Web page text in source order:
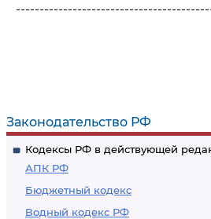
Законодательство РФ
Кодексы РФ в действующей
АПК РФ
Бюджетный кодекс
Водный кодекс РФ